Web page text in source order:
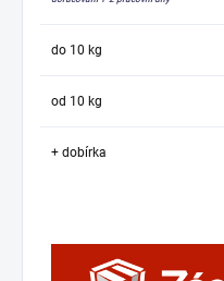
do 10 kg
od 10 kg
+ dobírka